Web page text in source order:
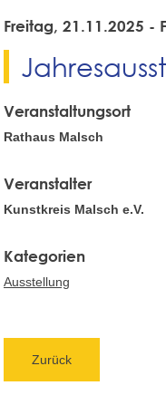
Freitag, 21.11.2025 -
Veranstaltungsort
Rathaus Malsch
Veranstalter
Kunstkreis Malsch e.V.
Ausstellung
Zurück